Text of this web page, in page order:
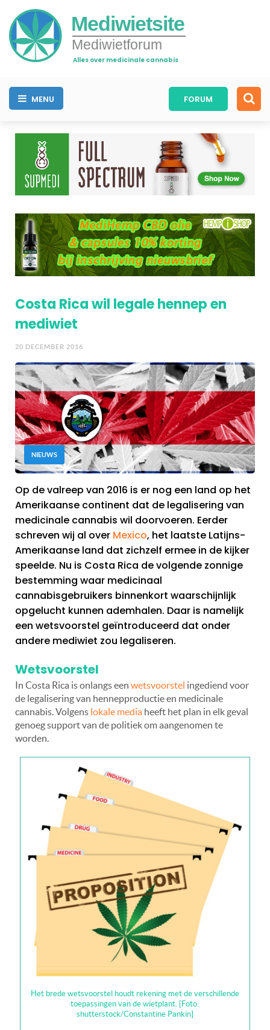
Mediwietsite
Mediwietforum
Alles over medicinale cannabis
MENU FORUM
Costa Rica wil legale hennep en
mediwiet
20 DECEMBER 2016
NIEUWS
Op de valreep van 2016 is er nog een land op het
Amerikaanse continent dat de legalisering van
medicinale cannabis wil doorvoeren. Eerder
schreven wij al over Mexico, het laatste Latijns-
Amerikaanse land dat zichzelf ermee in de kijker
speelde. Nu is Costa Rica de volgende zonnige
bestemming waar medicinaal
cannabisgebruikers binnenkort waarschijnlijk
opgelucht kunnen ademhalen. Daar is namelijk
een wetsvoorstel geïntroduceerd dat onder
andere mediwiet zou legaliseren.
Wetsvoorstel
In Costa Rica is onlangs een wetsvoorstel ingediend voor
de legalisering van hennepproductie en medicinale
cannabis. Volgens lokale media heeft het plan in elk geval
genoeg support van de politiek om aangenomen te
worden.
Het brede wetsvoorstel houdt rekening met de verschillende
toepassingen van de wietplant. [Foto:
shutterstock/Constantine Pankin]